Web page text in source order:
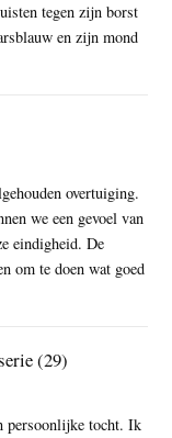
tegen zijn borst
en zijn mond
overtuiging.
we een gevoel van
eindigheid. De
om te doen wat goed
(29)
persoonlijke tocht. Ik